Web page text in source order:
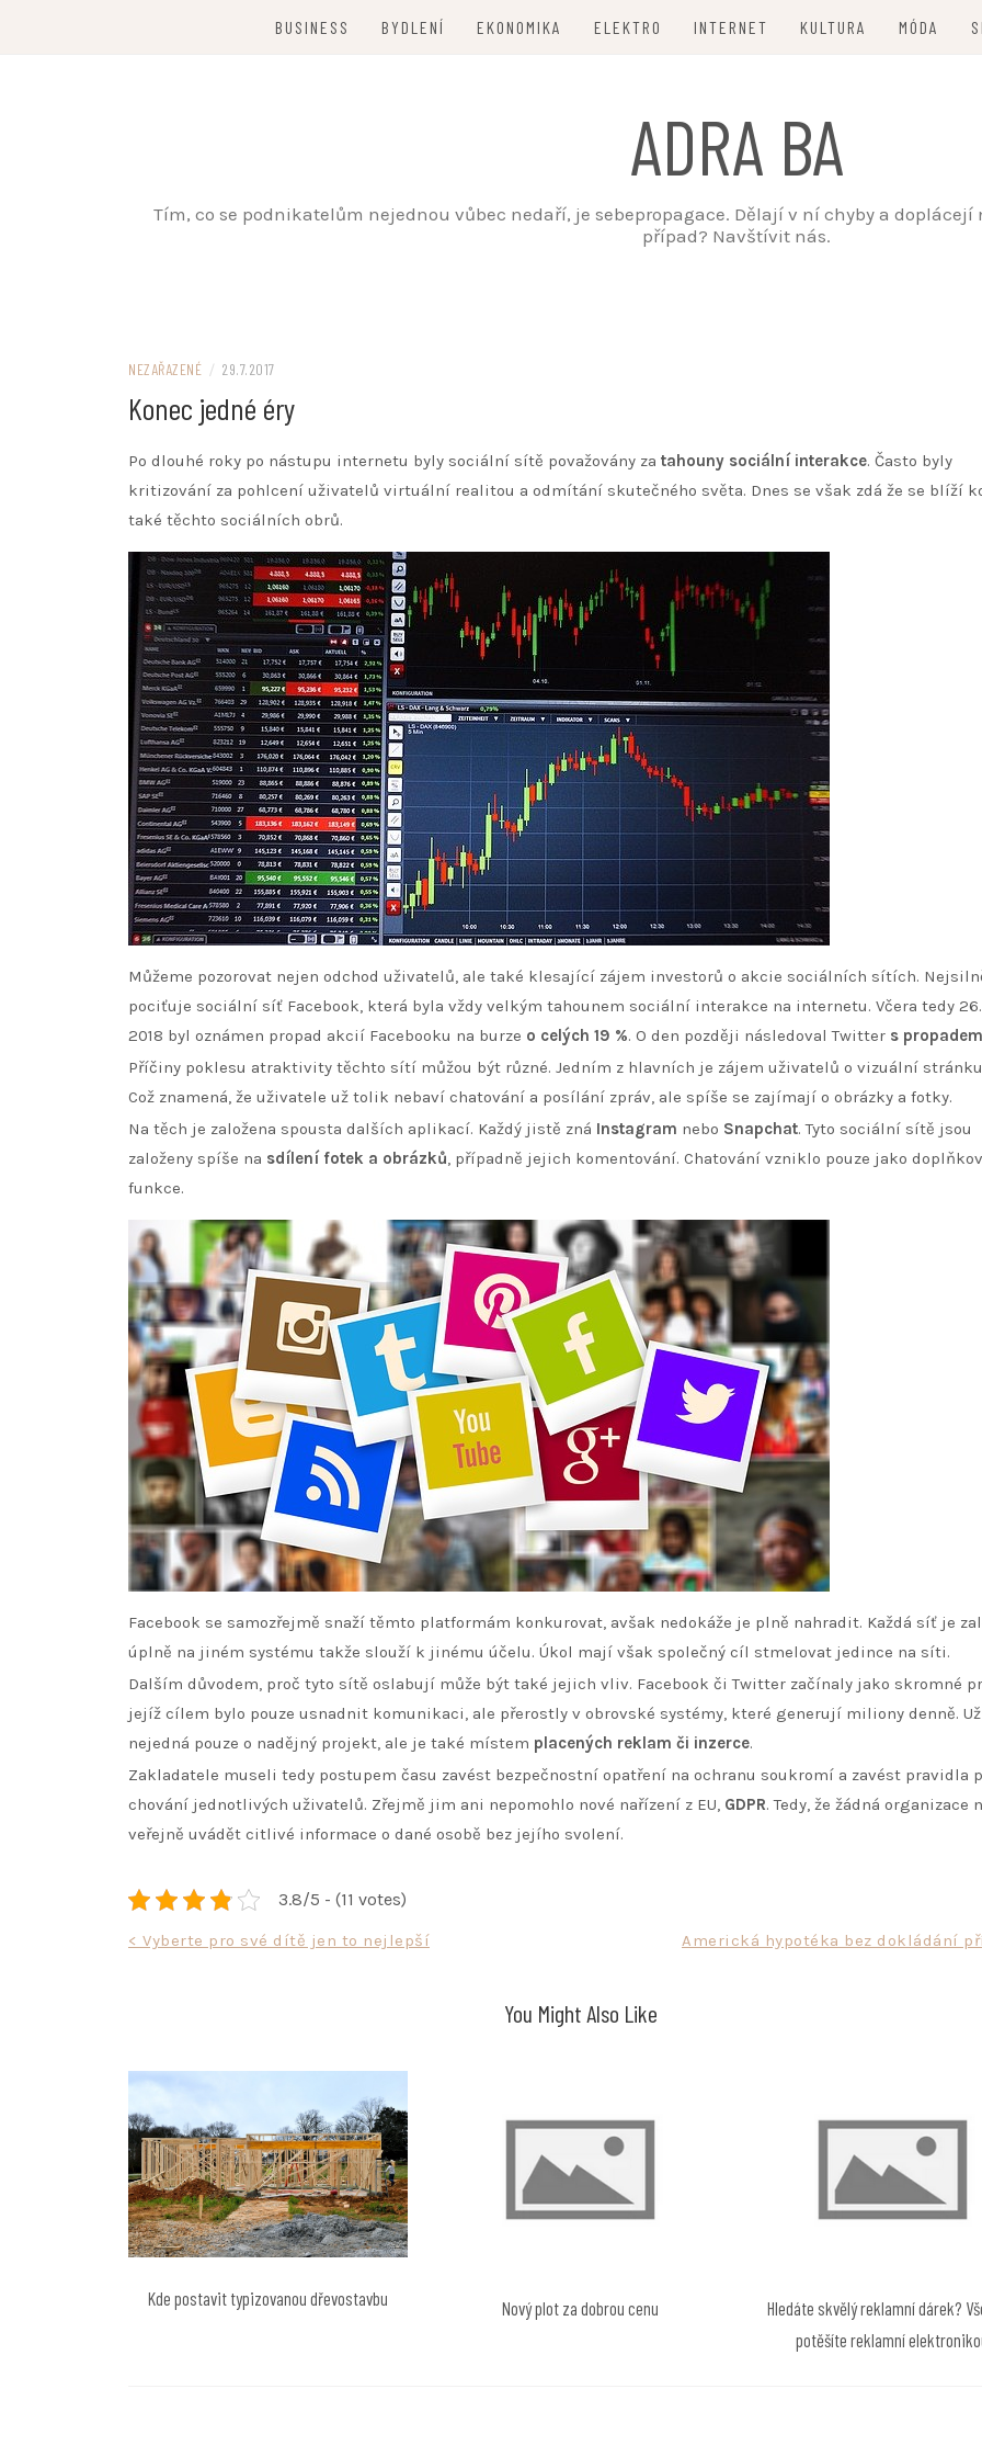
BUSINESS BYDLENÍ EKONOMIKA ELEKTRO INTERNET KULTURA MÓDA
ADRA BA
Tím, co se podnikatelům nejednou vůbec nedaří, je sebepropagace. Dělají v ní chyby a doplácejí
případ? Navštívit nás.
NEZAŘAZENÉ / 29.7.2017
Konec jedné éry
Po dlouhé roky po nástupu internetu byly sociální sítě považovány za tahouny sociální interakce. Často byly
kritizování za pohlcení uživatelů virtuální realitou a odmítání skutečného světa. Dnes se však zdá že se blíží
také těchto sociálních obrů.
Můžeme pozorovat nejen odchod uživatelů, ale také klesající zájem investorů o akcie sociálních sítích.
pociťuje sociální síť Facebook, která byla vždy velkým tahounem sociální interakce na internetu. Včera tedy
2018 byl oznámen propad akcií Facebooku na burze o celých 19 %. O den později následoval Twitter s
Příčiny poklesu atraktivity těchto sítí můžou být různé. Jedním z hlavních je zájem uživatelů o vizuální
Což znamená, že uživatele už tolik nebaví chatování a posílání zpráv, ale spíše se zajímají o obrázky a fotky.
Na těch je založena spousta dalších aplikací. Každý jistě zná Instagram nebo Snapchat. Tyto sociální sítě jsou
založeny spíše na sdílení fotek a obrázků, případně jejich komentování. Chatování vzniklo pouze jako
funkce.
Facebook se samozřejmě snaží těmto platformám konkurovat, avšak nedokáže je plně nahradit. Každá síť je
úplně na jiném systému takže slouží k jinému účelu. Úkol mají však společný cíl stmelovat jedince na síti.
Dalším důvodem, proč tyto sítě oslabují může být také jejich vliv. Facebook či Twitter začínaly jako skromné
jejíž cílem bylo pouze usnadnit komunikaci, ale přerostly v obrovské systémy, které generují miliony denně. Už
nejedná pouze o nadějný projekt, ale je také místem placených reklam či inzerce.
Zakladatele museli tedy postupem času zavést bezpečnostní opatření na ochranu soukromí a zavést pravidla
chování jednotlivých uživatelů. Zřejmě jim ani nepomohlo nové nařízení z EU, GDPR. Tedy, že žádná organizace
veřejně uvádět citlivé informace o dané osobě bez jejího svolení.
3.8/5 - (11 votes)
Navigace
< Vyberte pro své dítě jen to nejlepší Americká hypotéka bez dokládání
You Might Also Like
Kde postavit typizovanou dřevostavbu Nový plot za dobrou cenu
Hledáte skvělý reklamní dárek?
potěšíte reklamní